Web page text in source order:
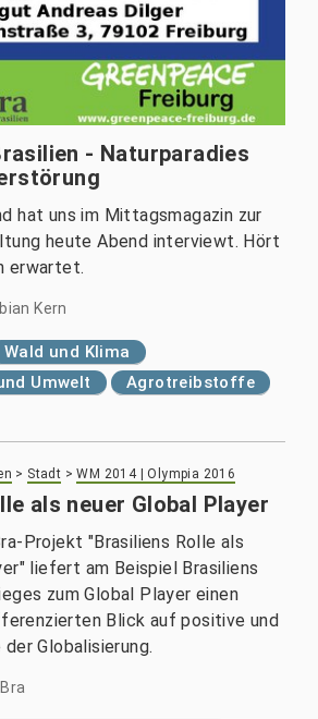
- Naturparadies
hat uns im Mittagsmagazin zur
heute Abend interviewt. Hört
erwartet.
Kern
Wald und Klima
Umwelt
Agrotreibstoffe
> Stadt >WM 2014 | Olympia 2016
als neuer Global Player
Projekt "Brasiliens Rolle als
liefert am Beispiel Brasiliens
zum Global Player einen
Blick auf positive und
Globalisierung.